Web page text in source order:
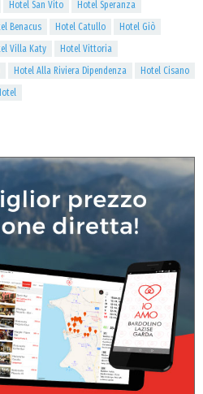
Hotel San Vito
Hotel Speranza
Benacus Hotel Catullo
Hotel Giò
Villa Katy
Hotel Vittoria
Hotel Alla Riviera Dipendenza
Hotel Cisano